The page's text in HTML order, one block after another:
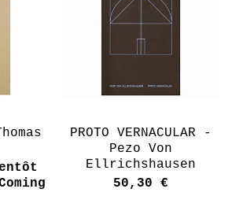
PROTO VERNACULAR -
Pezo Von
Ellrichshausen
50,30 €